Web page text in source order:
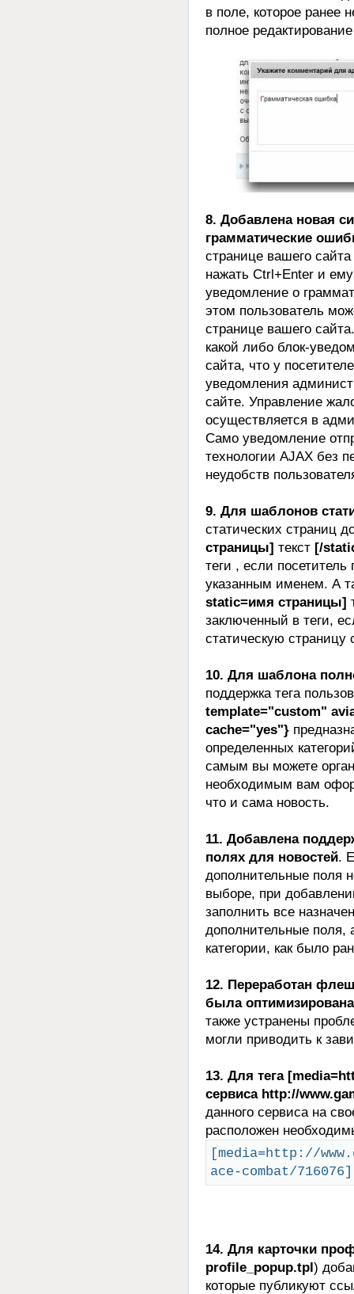
в поле, которое ранее
полное
8. Добавлена новая
грамматические
странице вашего
нажать Ctrl+Enter и
уведомление о
этом пользователь
странице вашего
какой либо блок-
сайта, что у
уведомления
сайте. Управление
осуществляется в
Само уведомление
технологии AJAX без
неудобств
9. Для шаблонов
статических страниц
страницы] текст [/
теги , если
указанным именем. А
static=имя страницы]
заключенный в теги,
статическую
10. Для шаблона
поддержка тега
template="custom"
cache="yes"}
определенных
самым вы можете
необходимым вам
что и сама новость.
11. Добавлена
полях для новостей.
дополнительные поля
выборе, при
заполнить все
дополнительные поля,
категории, как было
12. Переработан
была
также устранены
могли приводить к
13. Для тега
сервиса http://
данного сервиса на
расположен
[media=http://
ace-combat/716076]
14. Для карточки
profile_popup.tpl)
которые публикуют